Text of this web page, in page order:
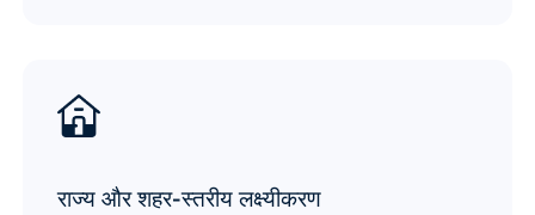
राज्य और शहर-स्तरीय लक्ष्यीकरण